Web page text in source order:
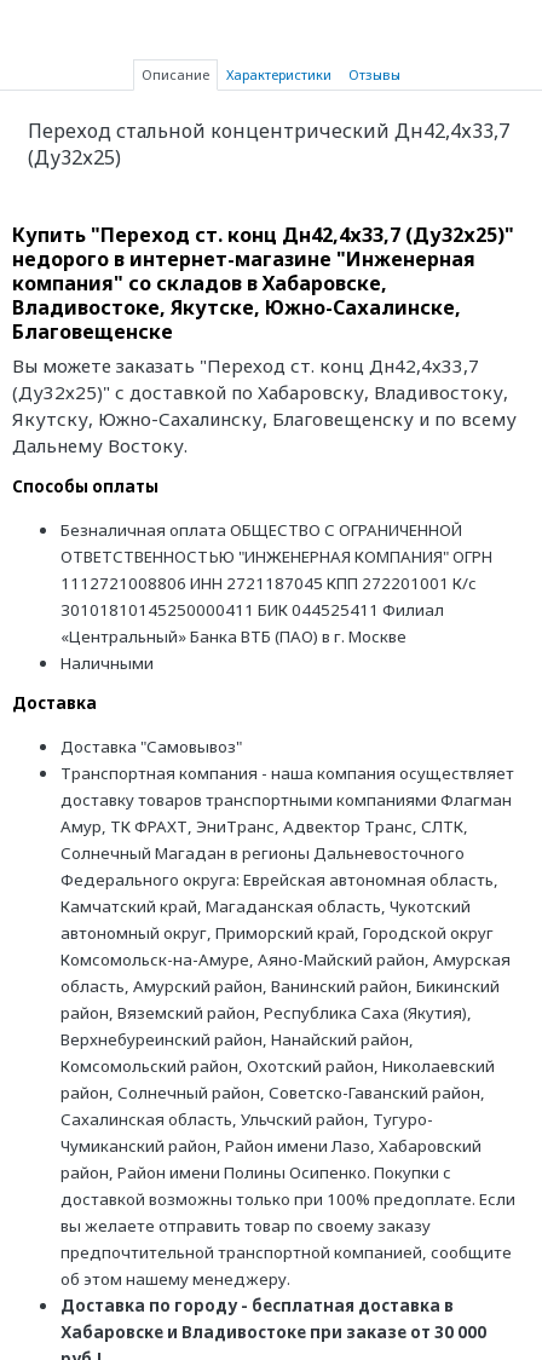
Описание Характеристики Отзывы
Переходстальной концентрический Дн42,4х33,7
(Ду32х25)
Купить "Переход ст. конц Дн42,4х33,7 (Ду32х25)"
недорого в интернет-магазине "Инженерная
компания" со складов в Хабаровске,
Владивостоке, Якутске, Южно-Сахалинске,
Благовещенске
Вы можете заказать "Переход ст. конц Дн42,4х33,7
(Ду32х25)" с доставкой по Хабаровску, Владивостоку,
Якутску, Южно-Сахалинску, Благовещенску и по всему
Дальнему Востоку.
Способы оплаты
Безналичная оплата ОБЩЕСТВО С ОГРАНИЧЕННОЙ
ОТВЕТСТВЕННОСТЬЮ "ИНЖЕНЕРНАЯ КОМПАНИЯ" ОГРН
1112721008806 ИНН 2721187045 КПП 272201001 К/с
30101810145250000411 БИК 044525411 Филиал
«Центральный» Банка ВТБ (ПАО) в г. Москве
Наличными
Доставка
Доставка "Самовывоз"
Транспортная компания - наша компания осуществляет
доставку товаров транспортными компаниями Флагман
Амур, ТК ФРАХТ, ЭниТранс, Адвектор Транс, СЛТК,
Солнечный Магадан в регионы Дальневосточного
Федерального округа: Еврейская автономная область,
Камчатский край, Магаданская область, Чукотский
автономный округ, Приморский край, Городской округ
Комсомольск-на-Амуре, Аяно-Майский район, Амурская
область, Амурский район, Ванинский район, Бикинский
район, Вяземский район, Республика Саха (Якутия),
Верхнебуреинский район, Нанайский район,
Комсомольский район, Охотский район, Николаевский
район, Солнечный район, Советско-Гаванский район,
Сахалинская область, Ульчский район, Тугуро-
Чумиканский район, Район имени Лазо, Хабаровский
район, Район имени Полины Осипенко. Покупки с
доставкой возможны только при 100% предоплате. Если
вы желаете отправить товар по своему заказу
предпочтительной транспортной компанией, сообщите
об этом нашему менеджеру.
Доставка по городу - бесплатная доставка в
Хабаровске и Владивостоке при заказе от 30 000